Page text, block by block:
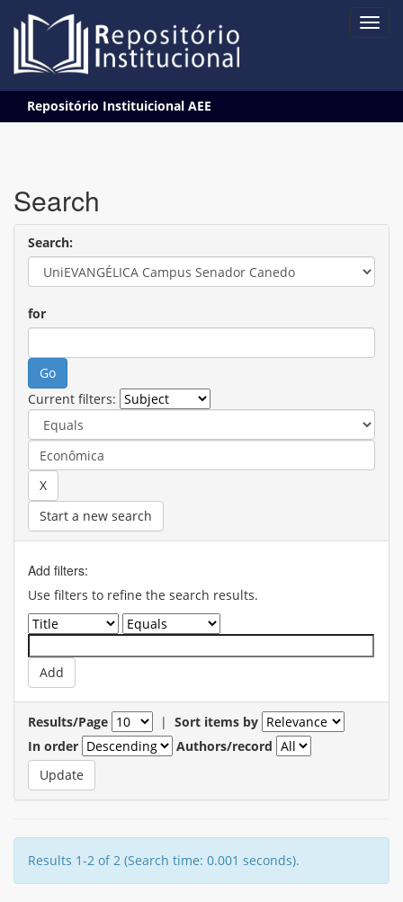
navigation
Repositório Instituicional AEE
Search
Search:
for
Current filters:
Start a new search
Add filters:
Use filters to refine the search results.
Results/Page | Sort items by
In order
Authors/record
Results 1-2 of 2 (Search time: 0.001 seconds).